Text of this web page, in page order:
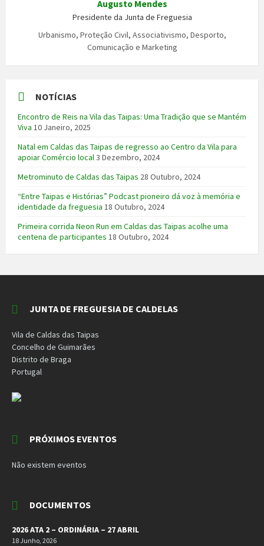
Augusto Mendes
Presidente da Junta de Freguesia
Urbanismo, Proteção Civil, Associativismo, Desporto,
Comunicação e Marketing
NOTÍCIAS
Encontro de Reis na Vila das Taipas: Uma Tradição que se Mantém
Viva 10 Janeiro, 2025
Natal em Caldas das Taipas de regresso ao Centro da Vila para
apoiar Comércio local3 Dezembro, 2024
Metrominuto de Caldas das Taipas 28 Outubro, 2024
“Entre Taipas e Histórias” Podcast pioneiro dá voz à memória e
identidade da freguesia 18 Outubro, 2024
Primeira corrida Neon Run em Caldas das Taipas acolhe uma
centena de participantes 18 Outubro, 2024
JUNTA DE FREGUESIA DE CALDELAS
Vila de Caldas das Taipas
Concelho de Guimarães
Distrito de Braga
Portugal
PRÓXIMOS EVENTOS
Não existem eventos
DOCUMENTOS
2026 ATA 2 – ORDINÁRIA – 27 ABRIL
18 Junho, 2026